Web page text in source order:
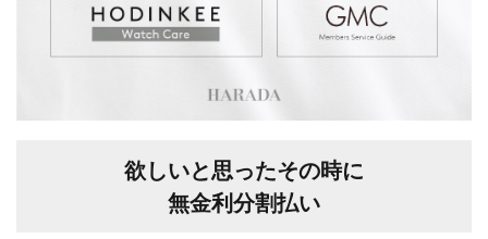
欲しいと思ったその時に
無金利分割払い